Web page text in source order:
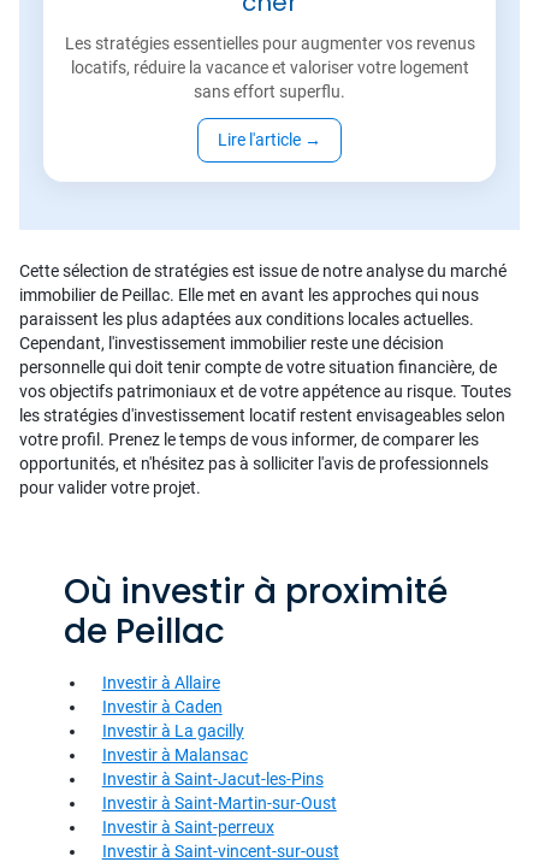
Les stratégies essentielles pour augmenter vos revenus
locatifs, réduire la vacance et valoriser votre logement
sans effort superflu.
Lire l'article →
Cette sélection de stratégies est issue de notre analyse du marché
immobilier de Peillac. Elle met en avant les approches qui nous
paraissent les plus adaptées aux conditions locales actuelles.
Cependant, l'investissement immobilier reste une décision
personnelle qui doit tenir compte de votre situation financière, de
vos objectifs patrimoniaux et de votre appétence au risque. Toutes
les stratégies d'investissement locatif restent envisageables selon
votre profil. Prenez le temps de vous informer, de comparer les
opportunités, et n'hésitez pas à solliciter l'avis de professionnels
pour valider votre projet.
Où investir à proximité
de Peillac
Investir à Allaire
Investir à Caden
Investir à La gacilly
Investir à Malansac
Investir à Saint-Jacut-les-Pins
Investir à Saint-Martin-sur-Oust
Investir à Saint-perreux
Investir à Saint-vincent-sur-oust